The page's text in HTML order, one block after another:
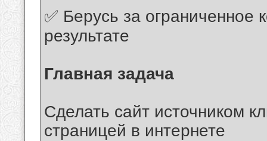
✅ Берусь за ограниченное
результате
Главная задача
Сделать сайт источником
страницей в интернете